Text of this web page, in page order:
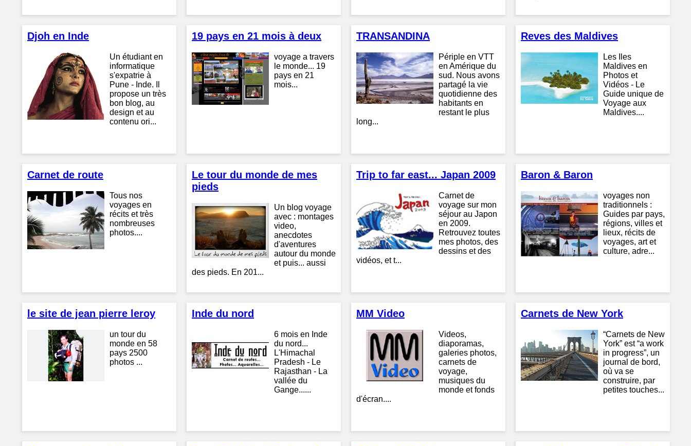
Djoh en Inde
Un étudiant en
informatique
s'expatrie à
Pune - Inde. Il
propose un très
bon blog, au
design et au
contenu ori...
19 pays en 21 mois à deux
voyage a travers
le monde... 19
pays en 21
mois...
TRANSANDINA
Périple en VTT
en Amérique du
sud. Nous avons
partagé la vie
quotidienne des
habitants en
restant le plus
long...
Reves des Maldives
Les Iles
Maldives en
Photos et
Vidéos - Le
Guide unique de
Voyage aux
Maldives....
Carnet de route
Tous nos
voyages en
récits et très
nombreuses
photos....
Le tour du monde de mes
pieds
Un blog voyage
avec : montages
video,
anecdotes
d'aventures
autour du monde
et puis... aussi
des pieds. En 201...
Trip to far east... Japan 2009
Carnet de
voyage sur mon
séjour au Japon
en 2009.
Retrouvez toutes
mes photos, des
dessins et des
vidéos, et t...
Baron & Baron
voyages non
traditionnels :
Guides par pays,
régions, villes et
lieux, récits de
voyages, art et
culture, adre...
le site de jean pierre leroy
un tour du
monde en 58
pays 2500
photos ...
Inde du nord
6 mois en Inde
du nord...
L'Himachal
Pradesh - Le
Rajasthan - La
vallée du
Gange......
MM Video
Videos,
diaporamas,
galeries photos,
carnets de
voyage,
musiques du
monde et fonds
d'écran....
Carnets de New York
“Carnets de New
York” est “a work
in progress”, un
journal de bord,
où va se
construire, par
petites touches...